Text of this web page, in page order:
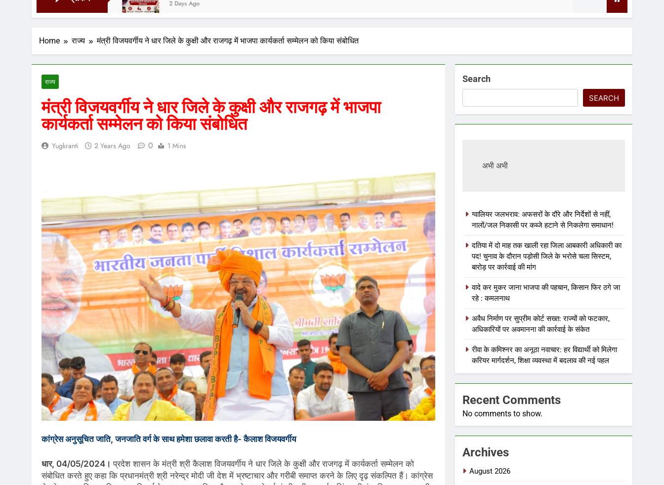
2 Days Ago
Home राज्य मंत्री विजयवर्गीय ने धार जिले के कुक्षी और राजगढ़ में भाजपा कार्यकर्ता सम्मेलन को किया संबोधित
राज्य
मंत्री विजयवर्गीय ने धार जिले के कुक्षी और राजगढ़ में भाजपा
कार्यकर्ता सम्मेलन को किया संबोधित
Yugkranti 2 Years Ago 0 1 Mins
कांग्रेस अनुसूचित जाति, जनजाति वर्ग के साथ हमेशा छलावा करती है- कैलाश विजयवर्गीय
धार, 04/05/2024। प्रदेश शासन के मंत्री श्री कैलाश विजयवर्गीय ने धार जिले के कुक्षी और राजगढ़ में कार्यकर्ता सम्मेलन को
संबोधित करते हुए कहा कि प्रधानमंत्री श्री नरेन्द्र मोदी जी देश में भ्रष्टाचार और गरीबी समाप्त करने के लिए दृढ़ संकल्पित हैं। कांग्रेस
Search
SEARCH
अभी अभी
ग्वालियर जलभराव: अफसरों के दौरे और निर्देशों से नहीं,
नालों/जल निकासी पर कब्जे हटाने से निकलेगा समाधान!
दतिया में दो माह तक खाली रहा जिला आबकारी अधिकारी का
पद! चुनाव के दौरान पड़ोसी जिले के भरोसे चला सिस्टम,
बारोड़ पर कार्रवाई की मांग
वादे कर मुकर जाना भाजपा की पहचान, किसान फिर ठगे जा
रहे : कमलनाथ
अवैध निर्माण पर सुप्रीम कोर्ट सख्त: राज्यों को फटकार,
अधिकारियों पर अवमानना की कार्रवाई के संकेत
रीवा के कमिश्नर का अनूठा नवाचार: हर विद्यार्थी को मिलेगा
करियर मार्गदर्शन, शिक्षा व्यवस्था में बदलाव की नई पहल
Recent Comments
No comments to show.
Archives
August 2026